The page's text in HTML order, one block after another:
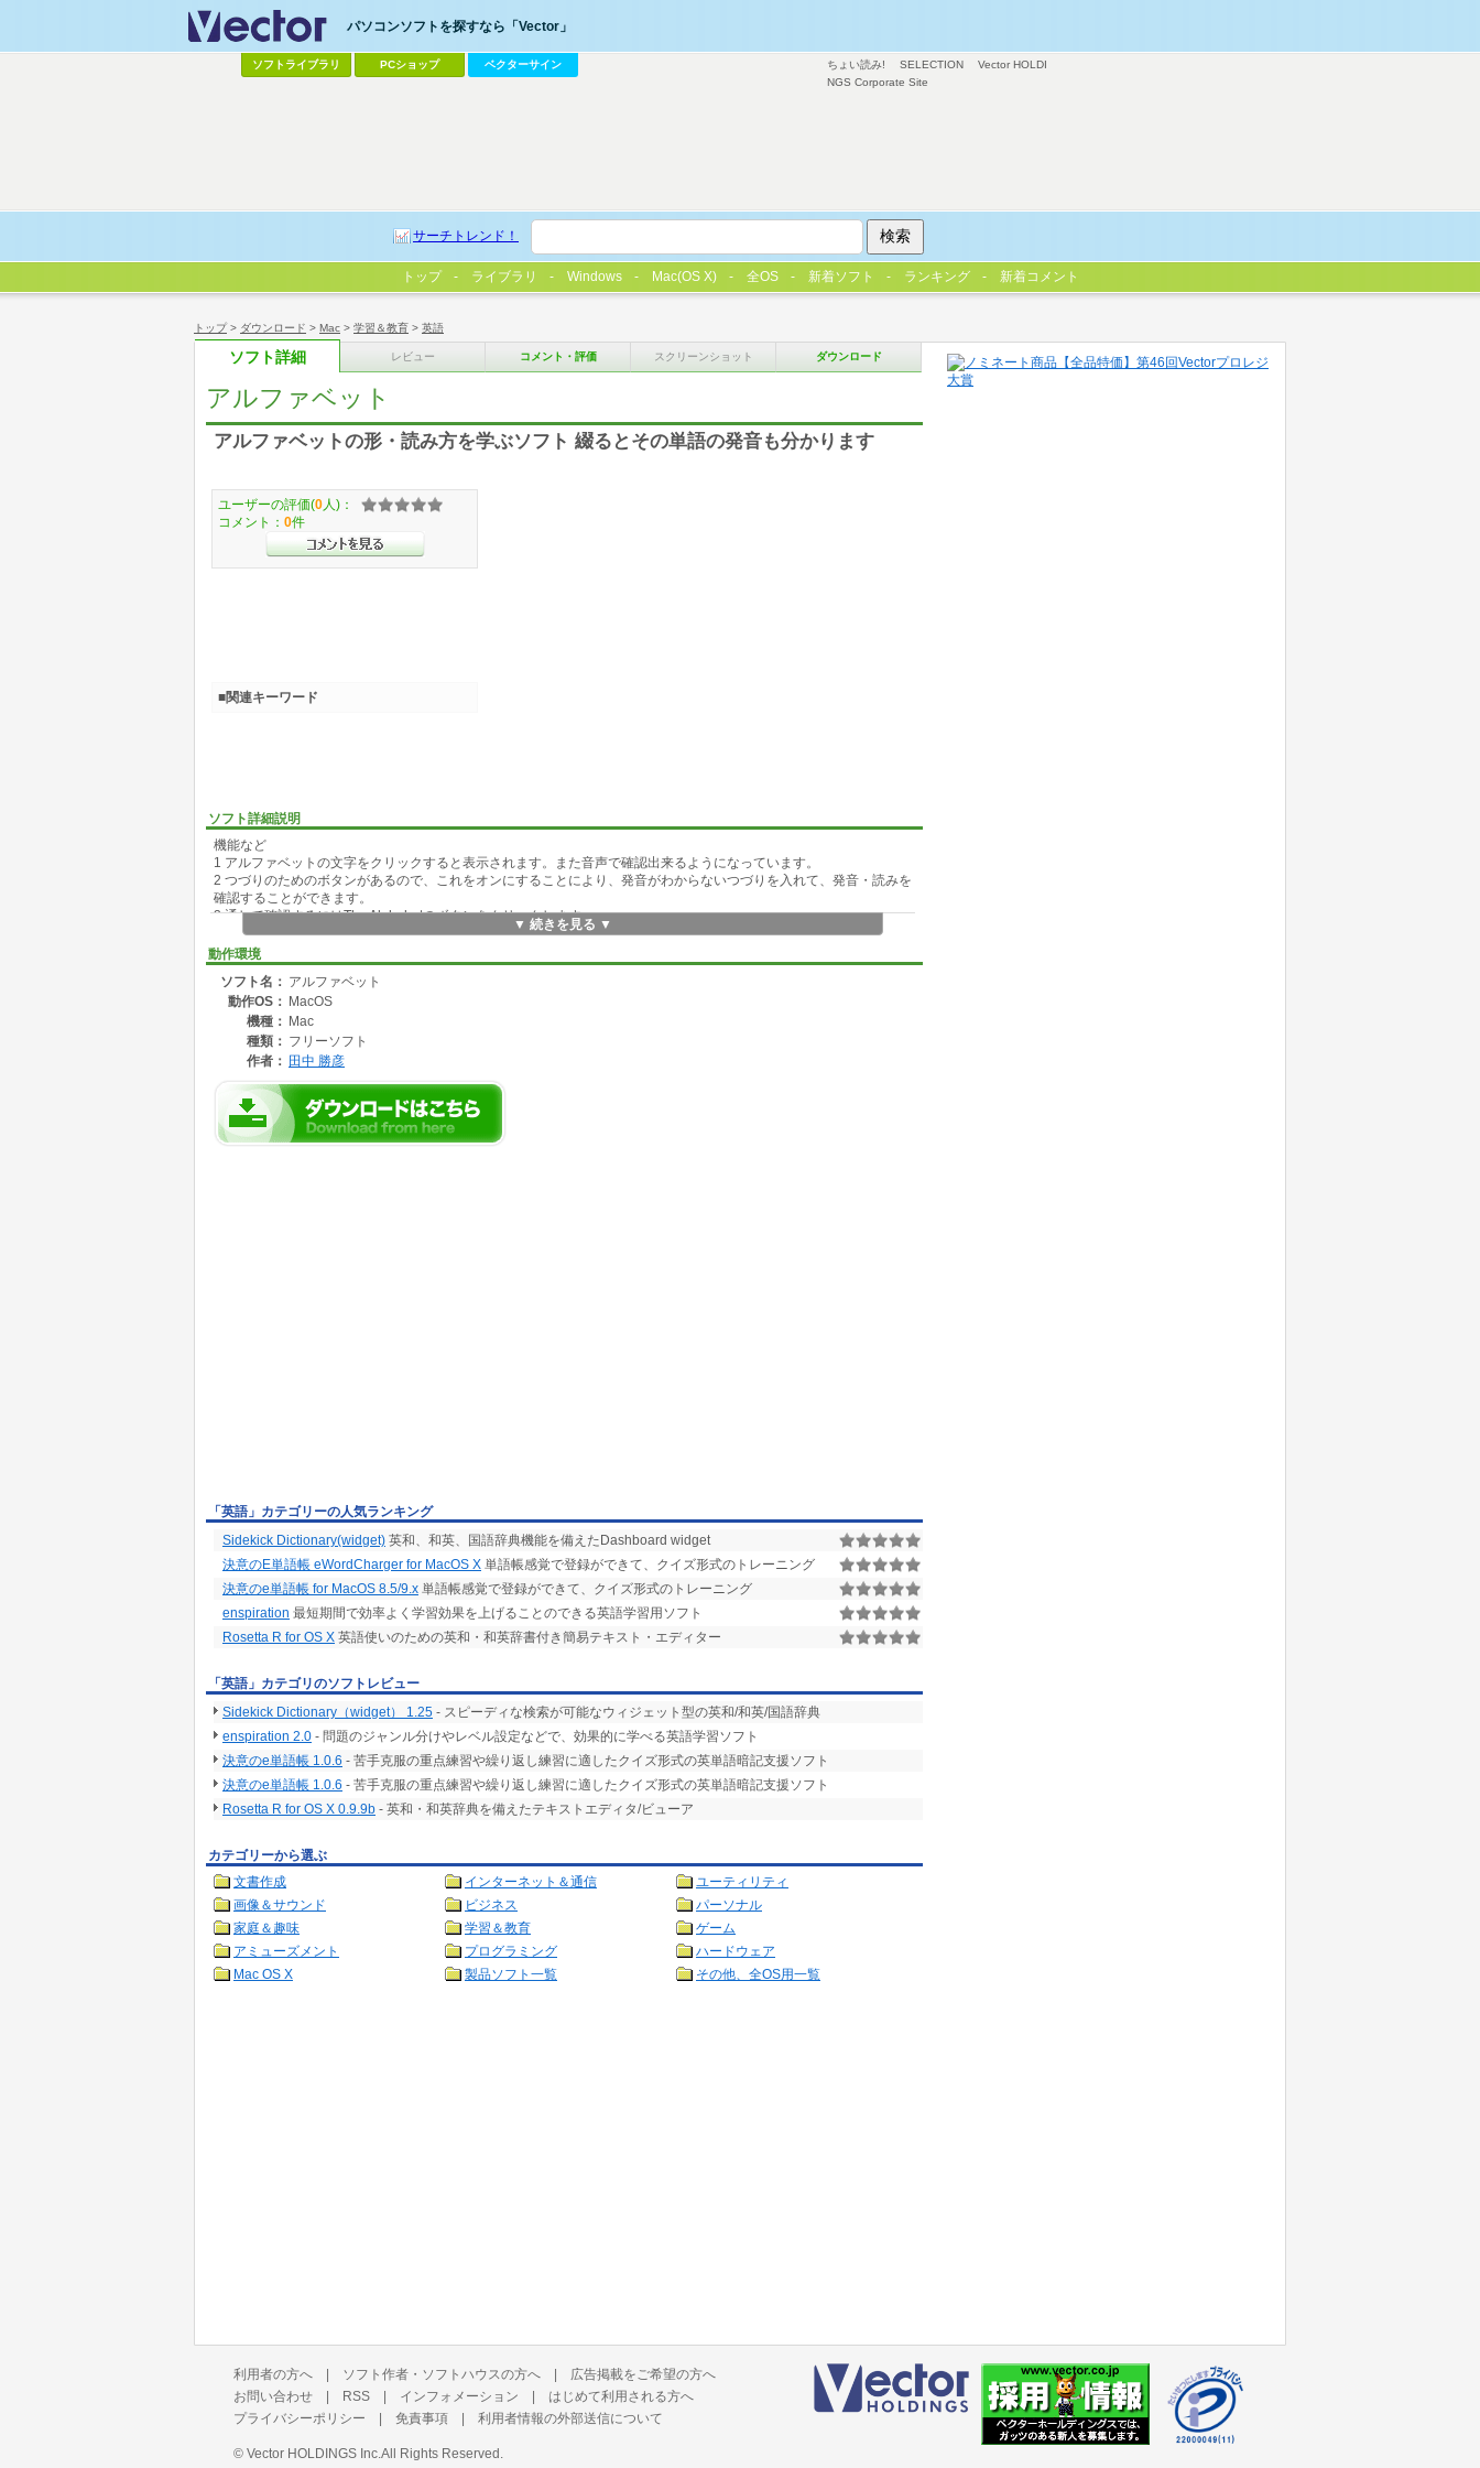
トップ> ダウンロード > Mac > 学習＆教育 > 英語
ソフト詳細 レビュー コメント・評価 スクリーンショット ダウンロード
アルファベット
アルファベットの形・読み方を学ぶソフト 綴るとその単語の発音も分かります
ソフト詳細説明
機能など
1 アルファベットの文字をクリックすると表示されます。また音声で確認出来るようになっています。
2 つづりのためのボタンがあるので、これをオンにすることにより、発音がわからないつづりを入れて、発音・読みを
確認することができます。
3 通して確認するにはThe Alphabetのボタンをクリックします。
▼ 続きを見る ▼
動作環境
ソフト名： アルファベット
動作OS： MacOS
機種： Mac
種類： フリーソフト
作者： 田中 勝彦
ユーザーの評価(0 人)：
コメント： 0件
■関連キーワード
「英語」カテゴリーの人気ランキング
Sidekick Dictionary(widget) 英和、和英、国語辞典機能を備えたDashboard widget
決意のE単語帳 eWordCharger for MacOS X 単語帳感覚で登録ができて、クイズ形式のトレーニング
決意のe単語帳 for MacOS 8.5/9.x 単語帳感覚で登録ができて、クイズ形式のトレーニング
enspiration 最短期間で効率よく学習効果を上げることのできる英語学習用ソフト
Rosetta R for OS X 英語使いのための英和・和英辞書付き簡易テキスト・エディター
「英語」カテゴリのソフトレビュー
Sidekick Dictionary（widget） 1.25 - スピーディな検索が可能なウィジェット型の英和/和英/国語辞典
enspiration 2.0 - 問題のジャンル分けやレベル設定などで、効果的に学べる英語学習ソフト
決意のe単語帳 1.0.6 - 苦手克服の重点練習や繰り返し練習に適したクイズ形式の英単語暗記支援ソフト
決意のe単語帳 1.0.6 - 苦手克服の重点練習や繰り返し練習に適したクイズ形式の英単語暗記支援ソフト
Rosetta R for OS X 0.9.9b - 英和・和英辞典を備えたテキストエディタ/ビューア
カテゴリーから選ぶ
文書作成
インターネット＆通信
ユーティリティ
画像＆サウンド
ビジネス
パーソナル
家庭＆趣味
学習＆教育
ゲーム
アミューズメント
プログラミング
ハードウェア
Mac OS X
製品ソフト一覧 その他、全OS用一覧
ちょい読み! SELECTION
Vector HOLDI
NGS Corporate Site
パソコンソフトを探すなら「Vector」
ソフトライブラリ PCショップ ベクターサイン
サーチトレンド！
トップ ライブラリ Windows Mac(OS X) 全OS 新着ソフト ランキング 新着コメント
利用者の方へ | ソフト作者・ソフトハウスの方へ | 広告掲載をご希望の方へ
お問い合わせ | RSS | インフォメーション | はじめて利用される方へ
プライバシーポリシー | 免責事項 | 利用者情報の外部送信について
© Vector HOLDINGS Inc. All Rights Reserved.